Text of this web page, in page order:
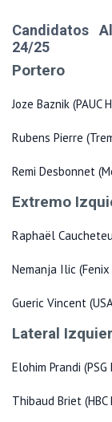
Candidatos
24/25
Portero
Joze Baznik (PAUC
Rubens Pierre
Remi Desbonnet
Extremo
Raphaël
Nemanja Ilic
Gueric Vincent
Lateral
Elohim Prandi
Thibaud Briet (HBC